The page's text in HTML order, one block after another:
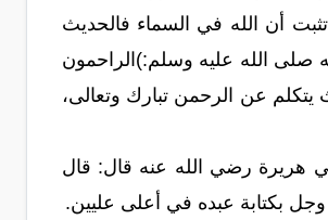
أن الله في السماء فالحديث
صلى الله عليه وسلم:)الراحمون
عن الرحمن تبارك وتعالى،
هريرة رضي الله عنه قال: قال
بكتابة عبده في أعلى عليين.